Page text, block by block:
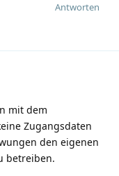
Antworten
mit dem
Zugangsdaten
den eigenen
betreiben.